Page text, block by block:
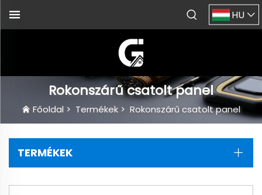
HU
Rokonszárű csatolt panel
Főoldal > Termékek > Rokonszárű csatolt panel
TERMÉKEK